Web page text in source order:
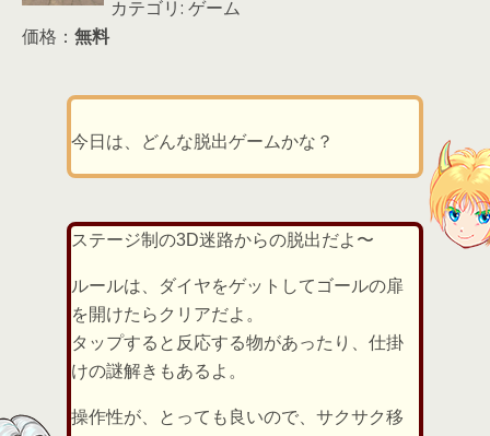
カテゴリ: ゲーム
価格： 無料
今日は、どんな脱出ゲームかな？
ステージ制の3D迷路からの脱出だよ〜
ルールは、ダイヤをゲットしてゴールの扉
を開けたらクリアだよ。
タップすると反応する物があったり、仕掛
けの謎解きもあるよ。
操作性が、とっても良いので、サクサク移